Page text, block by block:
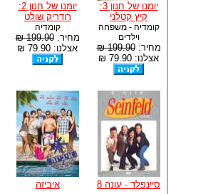
יומנו של חנון 3:
קיץ קטלני
קומדיה - משפחה
וילדים
מחיר:199.90 ₪
אצלנו: 79.90 ₪
יומנו של חנון 2:
רודריק שולט
קומדיה
מחיר:199.90 ₪
אצלנו: 79.90 ₪
סיינפלד - עונה 8 איביזה